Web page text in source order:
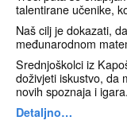
talentirane učenike,
Naš cilj je dokazati,
međunarodnom
Srednjoškolci iz
doživjeti iskustvo, da
novih spoznaja i igara.
Detaljno…